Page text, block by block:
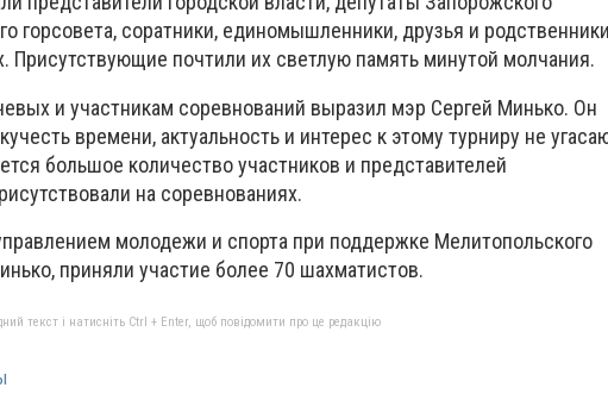
горсовета, соратники, единомышленники, друзья и родственники
почтили их светлую память минутой молчания.
и участникам соревнований выразил мэр Сергей Минько. Он
времени, актуальность и интерес к этому турниру не
большое количество участников и представителей
на соревнованиях.
молодежи и спорта при поддержке Мелитопольского
приняли участие более 70 шахматистов.
текст і натисніть Ctrl + Enter, щоб повідомити про це редакцію